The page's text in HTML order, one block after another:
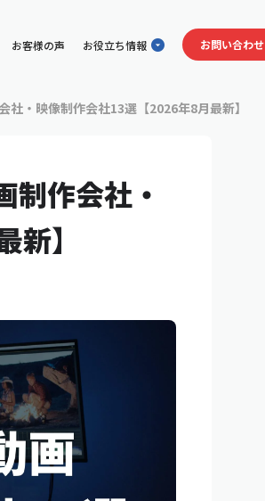
お客様の声 お役立ち情報 お問い合わせ
・映像制作会社13選【2026年8月最新】
制作会社・
】